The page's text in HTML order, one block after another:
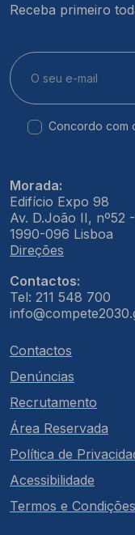
Receba primeiro
Concordo com
Morada:
Edifício Expo 98
Av. D.João II, nº52
1990-096 Lisboa
Direções
Contactos:
Tel: 211 548 700
Contactos
Denúncias
Recrutamento
Área Reservada
Política de
Acessibilidade
Termos e Condições